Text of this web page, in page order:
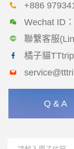
+886
Wechat ID
聯繫客服
橘子貓
Q & A